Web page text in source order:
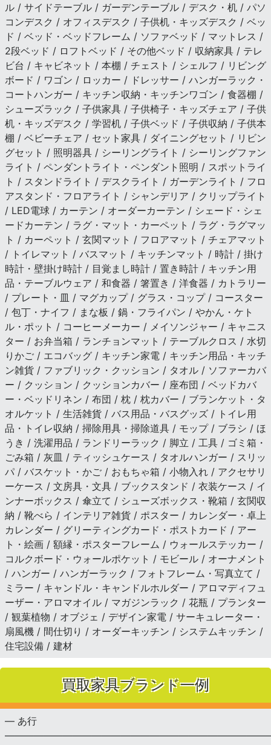
ル / サイドテーブル / ガーデンテーブル / デスク・机 / パソ
コンデスク / オフィスデスク / 子供机・キッズデスク / ベッ
ド / ベッド・ベッドフレーム / ソファベッド / マットレス /
2段ベッド / ロフトベッド / その他ベッド / 収納家具 / テレ
ビ台 / キャビネット / 本棚 / チェスト / シェルフ / リビング
ボード / ワゴン / ロッカー / ドレッサー / ハンガーラック・
コートハンガー / キッチン収納・キッチンワゴン / 食器棚 /
シューズラック / 子供家具 / 子供椅子・キッズチェア / 子供
机・キッズデスク / 学習机 / 子供ベッド / 子供収納 / 子供本
棚 / ベビーチェア / セット家具 / ダイニングセット / リビン
グセット / 照明器具 / シーリングライト / シーリングファン
ライト / ペンダントライト・ペンダント照明 / スポットライ
ト / スタンドライト / デスクライト / ガーデンライト / フロ
アスタンド・フロアライト / シャンデリア / クリップライト
/ LED電球 / カーテン / オーダーカーテン / シェード・シェ
ードカーテン / ラグ・マット・カーペット / ラグ・ラグマッ
ト / カーペット / 玄関マット / フロアマット / チェアマット
/ トイレマット / バスマット / キッチンマット / 時計 / 掛け
時計・壁掛け時計 / 目覚まし時計 / 置き時計 / キッチン用
品・テーブルウェア / 和食器 / 箸置き / 洋食器 / カトラリー
/ プレート・皿 / マグカップ / グラス・コップ / コースター
/ 包丁・ナイフ / まな板 / 鍋・フライパン / やかん・ケト
ル・ポット / コーヒーメーカー / メイソンジャー / キャニス
ター / お弁当箱 / ランチョンマット / テーブルクロス / 水切
りかご / エコバッグ / キッチン家電 / キッチン用品・キッチ
ン雑貨 / ファブリック・クッション / タオル / ソファーカバ
ー / クッション / クッションカバー / 座布団 / ベッドカバ
ー・ベッドリネン / 布団 / 枕 / 枕カバー / ブランケット・タ
オルケット / 生活雑貨 / バス用品・バスグッズ / トイレ用
品・トイレ収納 / 掃除用具・掃除道具 / モップ / ブラシ / ほ
うき / 洗濯用品 / ランドリーラック / 脚立 / 工具 / ゴミ箱・
ごみ箱 / 灰皿 / ティッシュケース / タオルハンガー / スリッ
パ / バスケット・かご / おもちゃ箱 / 小物入れ / アクセサリ
ーケース / 文房具・文具 / ブックスタンド / 衣装ケース / イ
ンナーボックス / 傘立て / シューズボックス・靴箱 / 玄関収
納 / 靴べら / インテリア雑貨 / ポスター / カレンダー・卓上
カレンダー / グリーティングカード・ポストカード / アー
ト・絵画 / 額縁・ポスターフレーム / ウォールステッカー /
コルクボード・ウォールポケット / モビール / オーナメント
/ ハンガー / ハンガーラック / フォトフレーム・写真立て /
ミラー / キャンドル・キャンドルホルダー / アロマディフュ
ーザー・アロマオイル / マガジンラック / 花瓶 / プランター
/ 観葉植物 / オブジェ / デザイン家電 / サーキュレーター・
扇風機 / 間仕切り / オーダーキッチン / システムキッチン /
住宅設備 / 建材
買取家具ブランド一例
— あ行